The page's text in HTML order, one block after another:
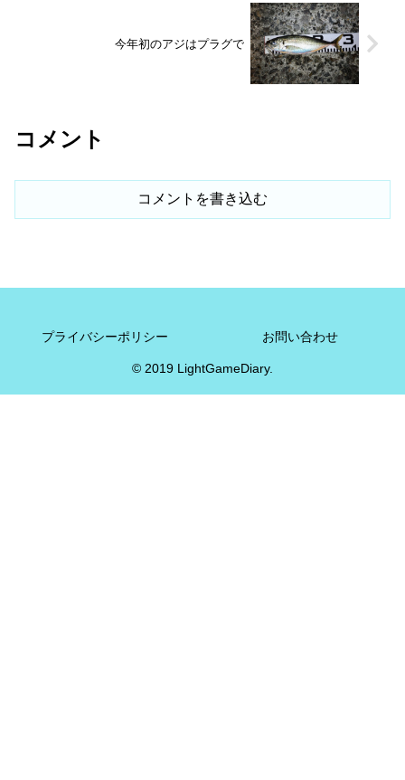
今年初のアジはプラグで
コメント
コメントを書き込む
プライバシーポリシー お問い合わせ
© 2019 LightGameDiary.